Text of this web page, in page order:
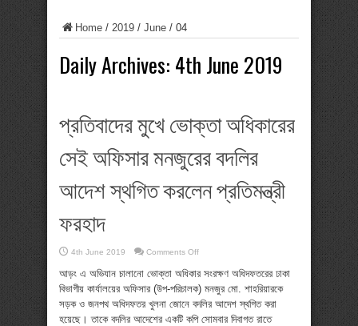
Home / 2019 / June / 04
Daily Archives: 4th June 2019
প্রতিবাদের মুখে ভোক্তা অধিকারের
সেই অফিসার মনজুরের বদলির
আদেশ স্থগিত করলেন প্রতিমন্ত্রী
ফরহাদ
4th June 2019 Comments Offon
মুখে
ভোক্তা
অধিকারের
সেই
অফিসার
মনজুরের
আড়ং এ অভিযান চালানো ভোক্তা অধিকার সংরক্ষণ অধিদফতরের ঢাকা
বিভাগীয় কার্যালয়ের অফিসার (উপ-পরিচালক) মনজুর মো. শাহরিয়ারকে
সড়ক ও জনপথ অধিদফতর খুলনা জোনে বদলির আদেশ স্থগিত করা
হয়েছে। তাকে বদলির আদেশের একটি কপি সোমবার দিবাগত রাতে